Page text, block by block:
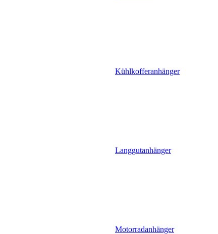
Kühlkofferanhänger
Langgutanhänger
Motorradanhänger